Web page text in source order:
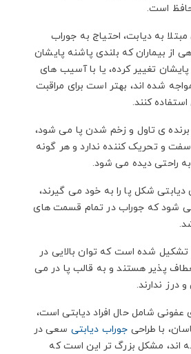
است.
مبتلا به دیابت، احتیاج به جوراب
از بیماران که بلندی پاشنه پایشان
تغییر کرده، یا با آسیب های
شده اند، بهتر است برای مراقبت
کنند.
برنده ی تاول و زخم شدن پا می شود،
و تحریک کننده ندارد و هر گونه
راحتی دیده می شود.
شکل پا را به خود می گیرند،
شود که جوراب در تمام قسمت های
شده است که توان بالایی در
پذیر هستند و به قالب پا در می
درز ندارند.
عفونی شامل حال افراد دیابتی است،
با طراحی جوراب دیابتی سعی در
اند، مشکل بزرگ تر این است که